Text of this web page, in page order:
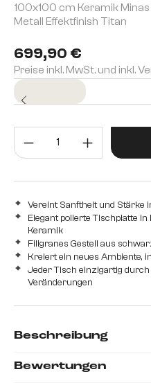
100x100 cm Keramik
Metall Effektfinish Titan
699,90 €
Preise inkl. MwSt. und inkl.
Vereint Sanftheit und Stärke
Elegant polierte Tischplatte
Keramik
Filigranes Gestell aus
Kreiert ein neues Ambiente,
Jeder Tisch einzigartig
Veränderungen
Beschreibung
Bewertungen